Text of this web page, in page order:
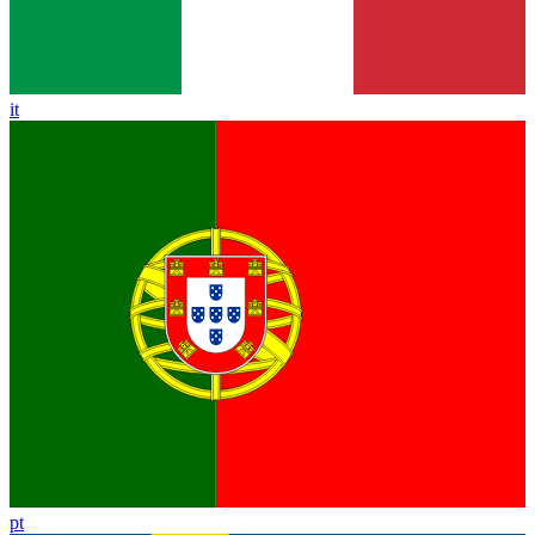
it
pt